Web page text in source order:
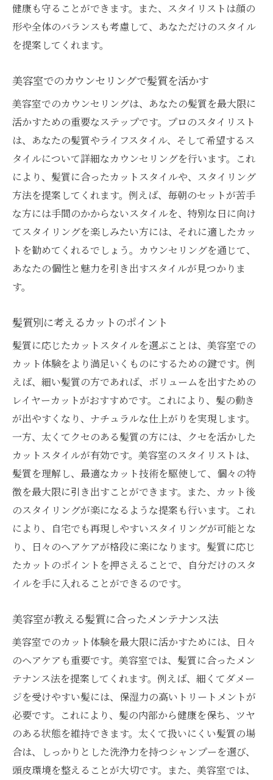
健康も守ることができます。また、スタイリストは顔の
形や全体のバランスも考慮して、あなただけのスタイル
を提案してくれます。
美容室でのカウンセリングで髪質を活かす
美容室でのカウンセリングは、あなたの髪質を最大限に
活かすための重要なステップです。プロのスタイリスト
は、あなたの髪質やライフスタイル、そして希望するス
タイルについて詳細なカウンセリングを行います。これ
により、髪質に合ったカットスタイルや、スタイリング
方法を提案してくれます。例えば、毎朝のセットが苦手
な方には手間のかからないスタイルを、特別な日に向け
てスタイリングを楽しみたい方には、それに適したカッ
トを勧めてくれるでしょう。カウンセリングを通じて、
あなたの個性と魅力を引き出すスタイルが見つかりま
す。
髪質別に考えるカットのポイント
髪質に応じたカットスタイルを選ぶことは、美容室での
カット体験をより満足いくものにするための鍵です。例
えば、細い髪質の方であれば、ボリュームを出すための
レイヤーカットがおすすめです。これにより、髪の動き
が出やすくなり、ナチュラルな仕上がりを実現します。
一方、太くてクセのある髪質の方には、クセを活かした
カットスタイルが有効です。美容室のスタイリストは、
髪質を理解し、最適なカット技術を駆使して、個々の特
徴を最大限に引き出すことができます。また、カット後
のスタイリングが楽になるような提案も行います。これ
により、自宅でも再現しやすいスタイリングが可能とな
り、日々のヘアケアが格段に楽になります。髪質に応じ
たカットのポイントを押さえることで、自分だけのスタ
イルを手に入れることができるのです。
美容室が教える髪質に合ったメンテナンス法
美容室でのカット体験を最大限に活かすためには、日々
のヘアケアも重要です。美容室では、髪質に合ったメン
テナンス法を提案してくれます。例えば、細くてダメー
ジを受けやすい髪には、保湿力の高いトリートメントが
必要です。これにより、髪の内部から健康を保ち、ツヤ
のある状態を維持できます。太くて扱いにくい髪質の場
合は、しっかりとした洗浄力を持つシャンプーを選び、
頭皮環境を整えることが大切です。また、美容室では、